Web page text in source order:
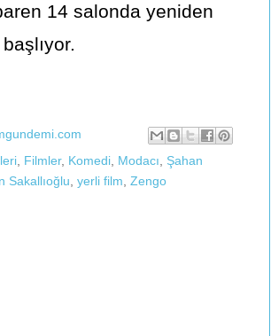
14 salonda yeniden
Filmler, Komedi Modacı
Şahan
Sakallıoğlu yerli film Zengo